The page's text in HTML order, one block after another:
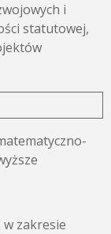
i
statutowej,
w zakresie